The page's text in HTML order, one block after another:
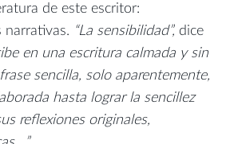
de este escritor:
narrativas. “La sensibilidad”, dice
en una escritura calmada y sin
sencilla, solo aparentemente,
hasta lograr la sencillez
reflexiones originales,